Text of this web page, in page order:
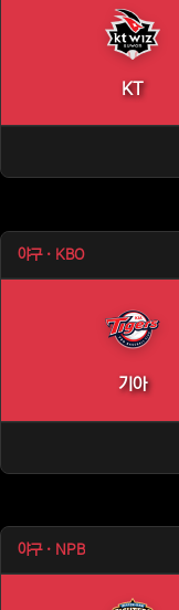
KT
야구 · KBO
기아
야구 · NPB